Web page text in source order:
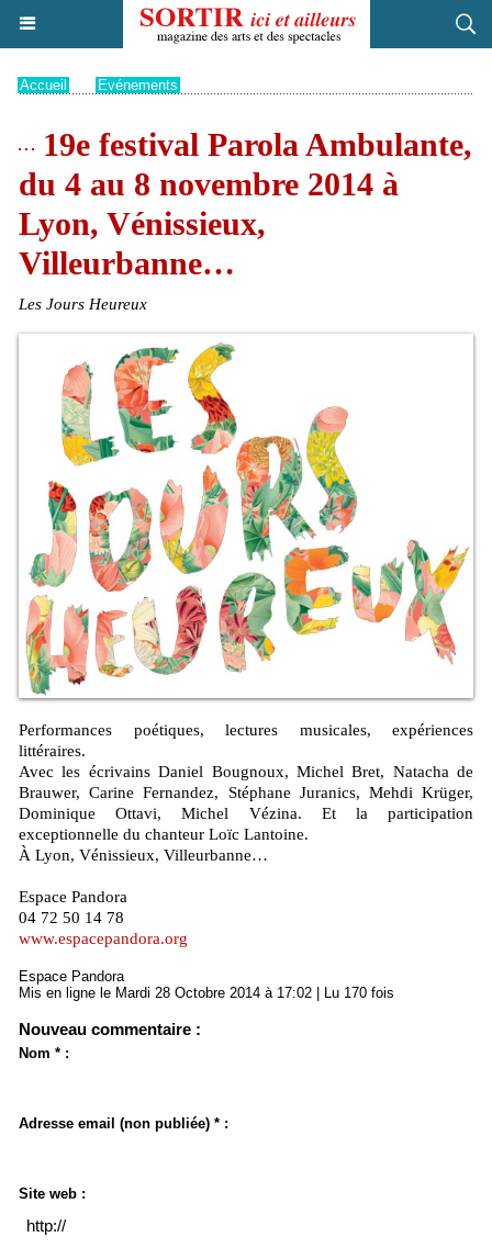
Accueil Evénements
19e festival Parola Ambulante,
du 4 au 8 novembre 2014 à
Lyon, Vénissieux,
Villeurbanne…
Les Jours Heureux
Performances poétiques, lectures musicales, expériences
littéraires.
Avec les écrivains Daniel Bougnoux, Michel Bret, Natacha de
Brauwer, Carine Fernandez, Stéphane Juranics, Mehdi Krüger,
Dominique Ottavi, Michel Vézina. Et la participation
exceptionnelle du chanteur Loïc Lantoine.
À Lyon, Vénissieux, Villeurbanne…
Espace Pandora
04 72 50 14 78
www.espacepandora.org
Espace Pandora
Mis en ligne le Mardi 28 Octobre 2014 à 17:02 | Lu 170 fois
Nouveau commentaire :
Nom * :
Adresse email (non publiée) * :
Site web :